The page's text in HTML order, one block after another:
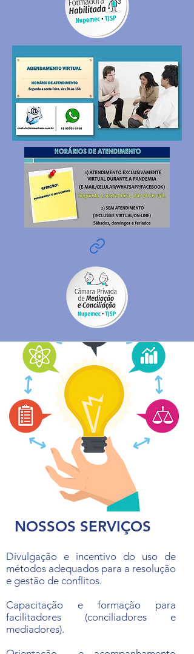
NOSSOS SERVIÇOS
Divulgação e incentivo do uso de
métodos adequados para a resolução
e gestão de conflitos.
Capacitação e formação para
facilitadores (conciliadores e
mediadores).